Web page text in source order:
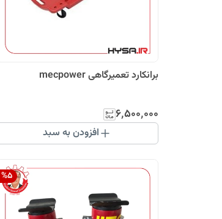
برانکارد تعمیرگاهی mecpower
۶٬۵۰۰٬۰۰۰
افزودن به سبد
%5